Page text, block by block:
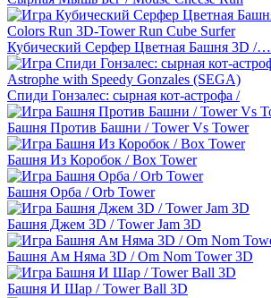
Кубический Серфер Цветная Башня 3D /…
Спиди Гонзалес: сырная кот-астрофа /
Башня Против Башни / Tower Vs Tower
Башня Из Коробок / Box Tower
Башня Орба / Orb Tower
Башня Джем 3D / Tower Jam 3D
Башня Ам Няма 3D / Om Nom Tower 3D
Башня И Шар / Tower Ball 3D